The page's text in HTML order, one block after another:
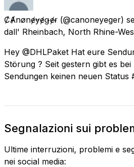
ȻȺnønɇɏɇǥɇɍ (@canoneyeger)
dall' Rheinbach, North Rhine-
Hey @DHLPaket Hat eure
Störung ? Seit gestern gibt es
Sendungen keinen neuen Status
Segnalazioni sui
Ultime interruzioni, problemi e
nei social media: